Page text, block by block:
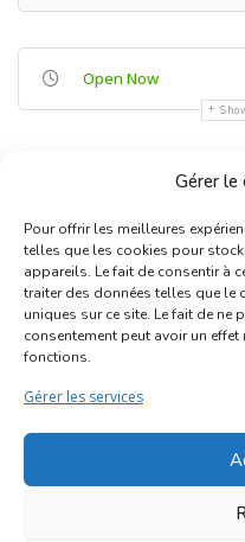
Gérer le
Pour offrir les meilleures
telles que les cookies pour
appareils. Le fait de consentir à
traiter des données telles que le
uniques sur ce site. Le fait de ne
consentement peut avoir un
fonctions.
Gérer les services
Open Now
Rue Haute
©2017-2026